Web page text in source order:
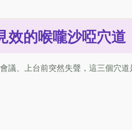
效的喉嚨沙啞穴道
議、上台前突然失聲，這三個穴